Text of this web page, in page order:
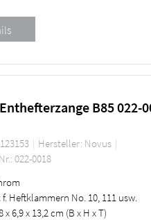
B85 022-
Hersteller: Novus
022-0018
f. Heftklammern No. 10, 111 usw.
x 6,9 x 13,2 cm (B x H x T)